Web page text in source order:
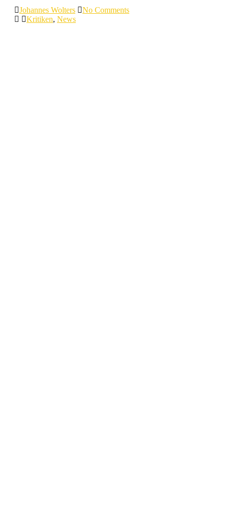
Johannes Wolters
No Comments
Kritiken, News